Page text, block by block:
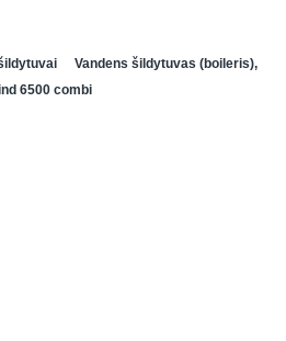
Vandens šildytuvas (boileris),
6500 combi